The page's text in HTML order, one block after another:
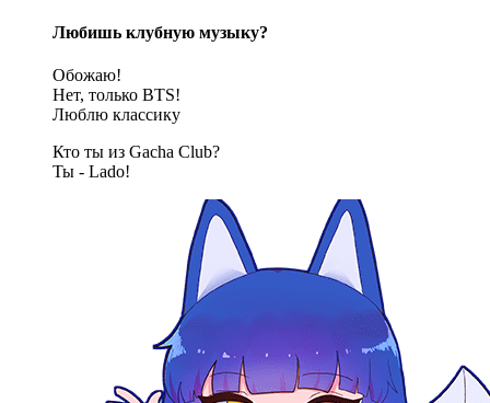
Любишь клубную музыку?
Обожаю!
Нет, только BTS!
Люблю классику
Кто ты из Gacha Club?
Ты - Lado!